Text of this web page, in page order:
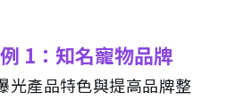
1：知名寵物品牌
光產品特色與提高品牌整